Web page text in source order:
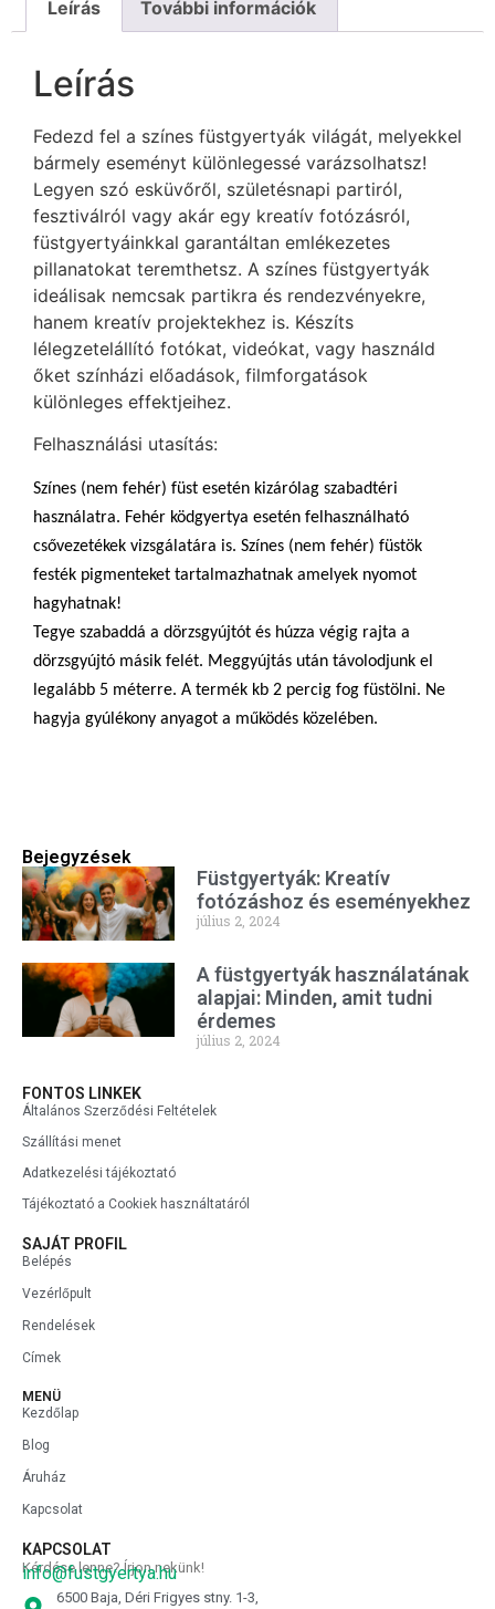
Leírás További információk
Leírás
Fedezd fel a színes füstgyertyák világát, melyekkel
bármely eseményt különlegessé varázsolhatsz!
Legyen szó esküvőről, születésnapi partiról,
fesztiválról vagy akár egy kreatív fotózásról,
füstgyertyáinkkal garantáltan emlékezetes
pillanatokat teremthetsz. A színes füstgyertyák
ideálisak nemcsak partikra és rendezvényekre,
hanem kreatív projektekhez is. Készíts
lélegzetelállító fotókat, videókat, vagy használd
őket színházi előadások, filmforgatások
különleges effektjeihez.
Felhasználási utasítás:
Színes (nem fehér) füst esetén kizárólag szabadtéri
használatra. Fehér ködgyertya esetén felhasználható
csővezetékek vizsgálatára is. Színes (nem fehér) füstök
festék pigmenteket tartalmazhatnak amelyek nyomot
hagyhatnak!
Tegye szabaddá a dörzsgyújtót és húzza végig rajta a
dörzsgyújtó másik felét. Meggyújtás után távolodjunk el
legalább 5 méterre. A termék kb 2 percig fog füstölni. Ne
hagyja gyúlékony anyagot a működés közelében.
Bejegyzések
Füstgyertyák: Kreatív
fotózáshoz és eseményekhez
július 2, 2024
A füstgyertyák használatának
alapjai: Minden, amit tudni
érdemes
július 2, 2024
FONTOS LINKEK
Általános Szerződési Feltételek
Szállítási menet
Adatkezelési tájékoztató
Tájékoztató a Cookiek használtatáról
SAJÁT PROFIL
Belépés
Vezérlőpult
Rendelések
Címek
MENÜ
Kezdőlap
Blog
Áruház
Kapcsolat
KAPCSOLAT
Kérdése lenne? Írjon nekünk!
info@fustgyertya.hu
6500 Baja, Déri Frigyes stny. 1-3,